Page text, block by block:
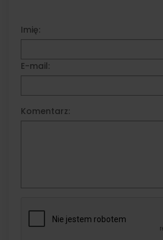
Imię:
E-mail:
Komentarz: